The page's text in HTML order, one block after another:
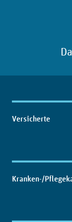
Versicherte
Kranken-/